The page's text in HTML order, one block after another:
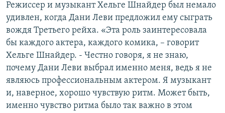
Режиссер и музыкант Хельге Шнайдер был немало
удивлен, когда Дани Леви предложил ему сыграть
вождя Третьего рейха. «Эта роль заинтересовала
бы каждого актера, каждого комика, – говорит
Хельге Шнайдер. - Честно говоря, я не знаю,
почему Дани Леви выбрал именно меня, ведь я не
являюсь профессиональным актером. Я музыкант
и, наверное, хорошо чувствую ритм. Может быть,
именно чувство ритма было так важно в этом